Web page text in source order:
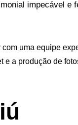
impecável e
uma equipe
a produção de